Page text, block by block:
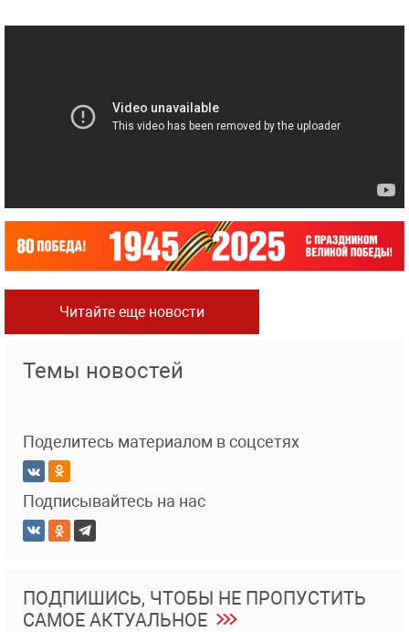
Читайте еще новости
Темы новостей
Поделитесь материалом в соцсетях
Подписывайтесь на нас
ПОДПИШИСЬ, ЧТОБЫ НЕ ПРОПУСТИТЬ
САМОЕ АКТУАЛЬНОЕ